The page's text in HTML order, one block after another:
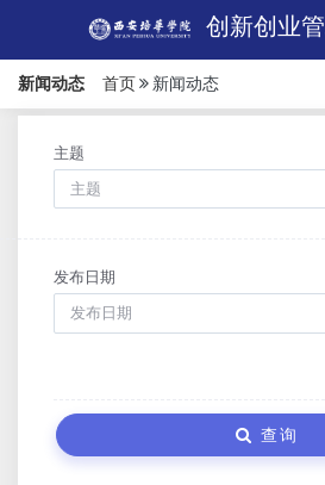
创新创业
新闻动态 首页 新闻动态
主题
发布日期
查询